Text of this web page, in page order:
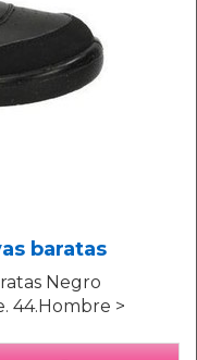
baratas
Negro
44.Hombre >